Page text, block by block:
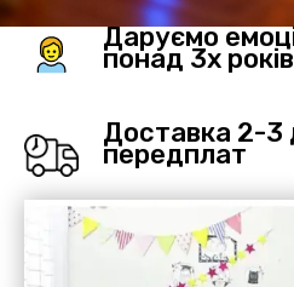
Даруємо
понад 3х років
Доставка 2-3
передплат